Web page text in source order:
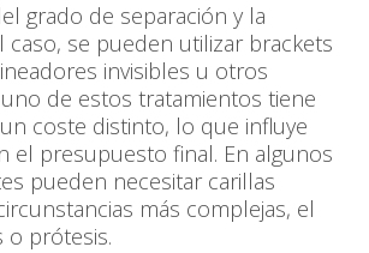
grado de separación y la
caso, se pueden utilizar brackets
invisibles u otros
de estos tratamientos tiene
coste distinto, lo que influye
el presupuesto final. En algunos
pueden necesitar carillas
más complejas, el
o prótesis.